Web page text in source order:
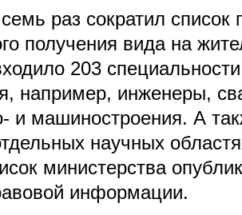
раз сократил
получения вида на
203
например, инженеры,
и машиностроения. А
научных
министерства
информации.